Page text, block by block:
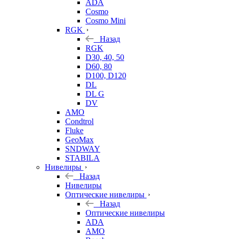
ADA
Cosmo
Cosmo Mini
RGK
Назад
RGK
D30, 40, 50
D60, 80
D100, D120
DL
DL G
DV
AMO
Condtrol
Fluke
GeoMax
SNDWAY
STABILA
Нивелиры
Назад
Нивелиры
Оптические нивелиры
Назад
Оптические нивелиры
ADA
AMO